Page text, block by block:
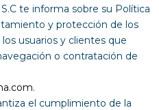
te informa sobre su Política
y protección de los
usuarios y clientes que
o contratación de
.
el cumplimiento de la